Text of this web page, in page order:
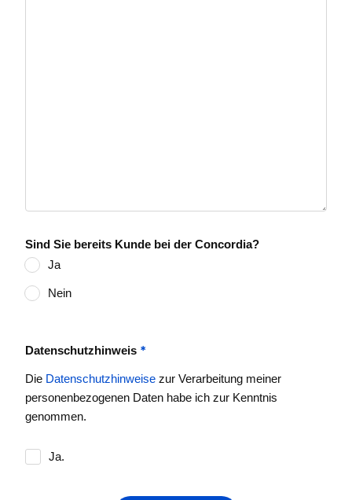
Sind Sie bereits Kunde bei der Concordia?
Ja
Nein
Datenschutzhinweis *
Die Datenschutzhinweise zur Verarbeitung meiner
personenbezogenen Daten habe ich zur Kenntnis
genommen.
Ja.